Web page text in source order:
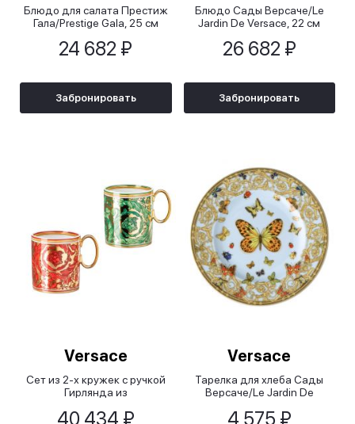
Блюдо для салата Престиж
Гала/Prestige Gala, 25 см
24 682 ₽
Забронировать
Блюдо Сады Версаче/Le
Jardin De Versace, 22 см
26 682 ₽
Забронировать
Versace
Сет из 2-х кружек с ручкой
Гирлянда из
40 434 ₽
Versace
Тарелка для хлеба Сады
Версаче/Le Jardin De
4 575 ₽